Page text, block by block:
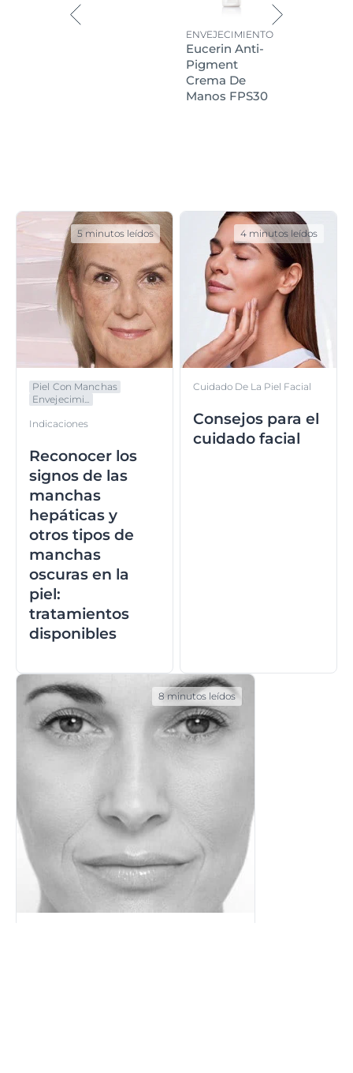
ENVEJECIMIENTO
Eucerin Anti-
Pigment
Crema De
Manos FPS30
Piel Con Manchas
Envejecimi...
Indicaciones
Reconocer los
signos de las
manchas
hepáticas y
otros tipos de
manchas
oscuras en la
piel:
tratamientos
disponibles
5 minutos leídos
Cuidado De La Piel Facial
Consejos para el
cuidado facial
4 minutos leídos
8 minutos leídos